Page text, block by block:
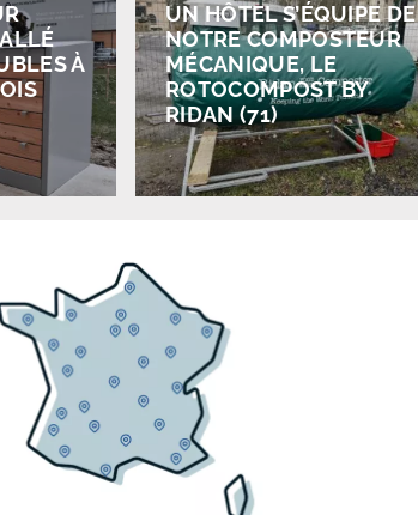
À
UN HÔTEL S’ÉQUIPE DE
NOTRE COMPOSTEUR
MÉCANIQUE, LE
ROTOCOMPOST BY
RIDAN (71)